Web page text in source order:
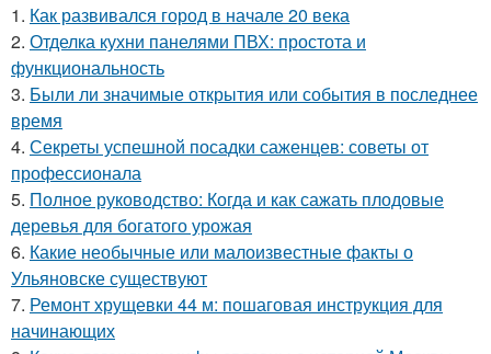
1. Как развивался город в начале 20 века
2. Отделка кухни панелями ПВХ: простота и
функциональность
3. Были ли значимые открытия или события в последнее
время
4. Секреты успешной посадки саженцев: советы от
профессионала
5. Полное руководство: Когда и как сажать плодовые
деревья для богатого урожая
6. Какие необычные или малоизвестные факты о
Ульяновске существуют
7. Ремонт хрущевки 44 м: пошаговая инструкция для
начинающих